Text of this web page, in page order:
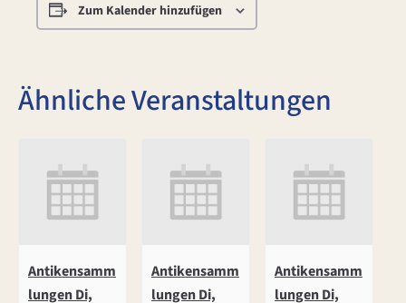
Zum Kalender hinzufügen
Ähnliche Veranstaltungen
Antikensamm
lungen Di,
Antikensamm
lungen Di,
Antikensamm
lungen Di,